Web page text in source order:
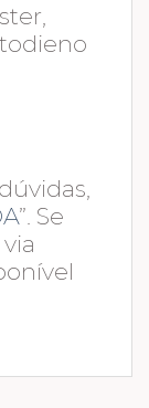
”. Se